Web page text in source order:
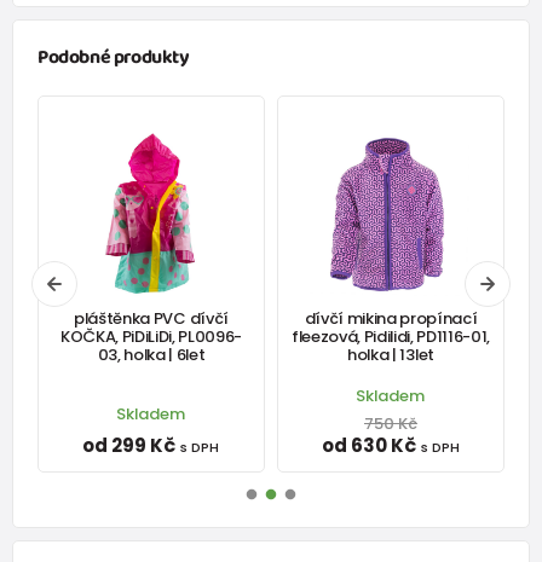
Podobné produkty
pláštěnka PVC dívčí
KOČKA, PiDiLiDi, PL0096-
03, holka | 6let
Skladem
od 299 Kč s DPH
dívčí mikina propínací
fleezová, Pidilidi, PD1116-01,
holka | 13let
Skladem
750 Kč
od 630 Kč s DPH